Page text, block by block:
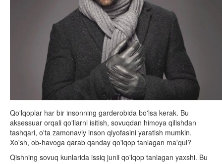
Qo'lqoplar har bir insonning garderobida bo'lsa kerak. Bu
aksessuar orqali qo'llarni isitish, sovuqdan himoya qilishdan
tashqari, o'ta zamonaviy inson qiyofasini yaratish mumkin.
Xo'sh, ob-havoga qarab qanday qo'lqop tanlagan ma'qul?
Qishning sovuq kunlarida issiq junli qo'lqop tanlagan yaxshi. Bu